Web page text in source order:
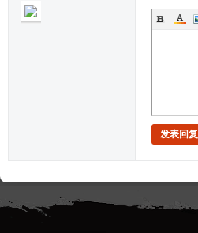
发表回复